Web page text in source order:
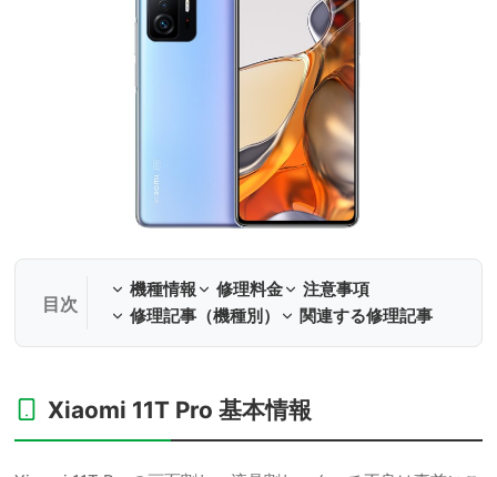
機種情報 修理料金
注意事項
修理記事（機種別）
関連する修理記事
Xiaomi 11T Pro 基本情報